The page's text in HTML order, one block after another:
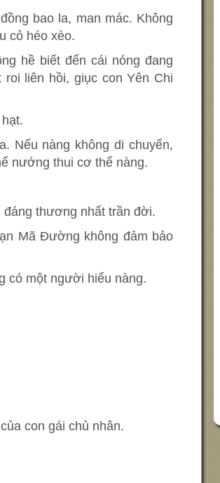
bao la, man mác. Không
cỏ héo xèo.
hề biết đến cái nóng đang
liên hồi, giục con Yên Chi
Nếu nàng không di chuyển,
nướng thui cơ thể nàng.
thương nhất trần đời.
Mã Đường không đảm bảo
có một người hiểu nàng.
con gái chủ nhân.